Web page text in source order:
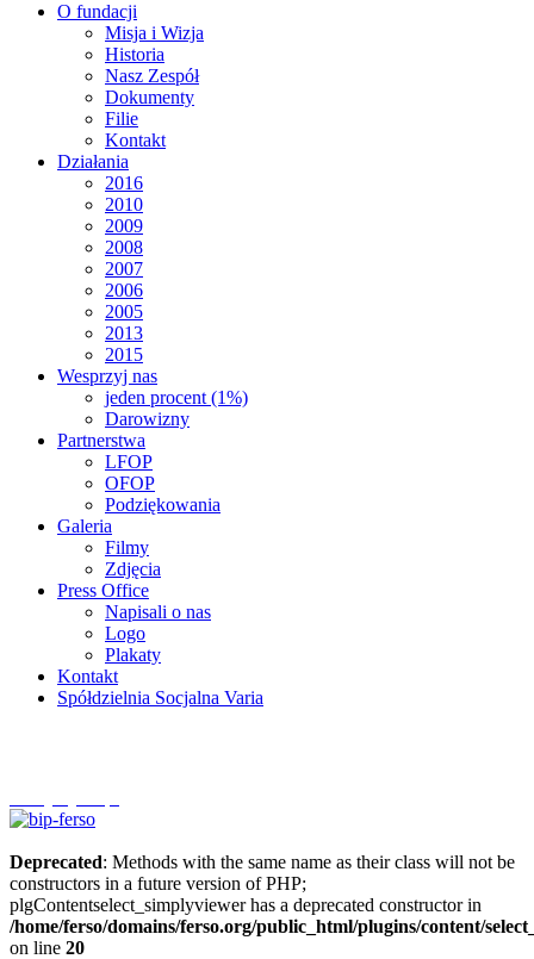
O fundacji
Misja i Wizja
Historia
Nasz Zespół
Dokumenty
Filie
Kontakt
Działania
2016
2010
2009
2008
2007
2006
2005
2013
2015
Wesprzyj nas
jeden procent (1%)
Darowizny
Partnerstwa
LFOP
OFOP
Podziękowania
Galeria
Filmy
Zdjęcia
Press Office
Napisali o nas
Logo
Plakaty
Kontakt
Spółdzielnia Socjalna Varia
Deprecated: Methods with the same name as their class will not be
constructors in a future version of PHP;
plgContentselect_simplyviewer has a deprecated constructor in
/home/ferso/domains/ferso.org/public_html/plugins/content/
on line 20